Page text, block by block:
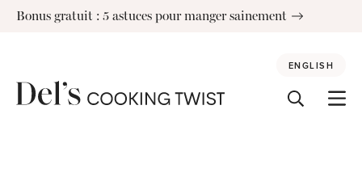
SkipBonus gratuit : 5 astuces pour manger sainement
ENGLISH